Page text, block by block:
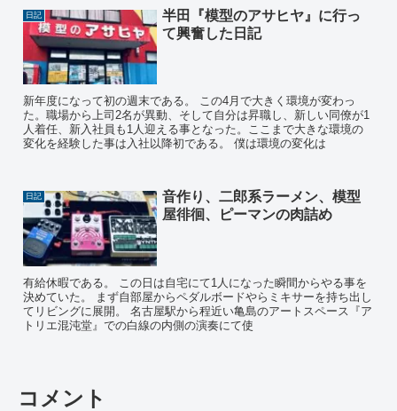
日記
半田『模型のアサヒヤ』に行っ
て興奮した日記
新年度になって初の週末である。 この4月で大きく環境が変わっ
た。職場から上司2名が異動、そして自分は昇職し、新しい同僚が1
人着任、新入社員も1人迎える事となった。ここまで大きな環境の
変化を経験した事は入社以降初である。 僕は環境の変化は
日記
音作り、二郎系ラーメン、模型
屋徘徊、ピーマンの肉詰め
有給休暇である。 この日は自宅にて1人になった瞬間からやる事を
決めていた。 まず自部屋からペダルボードやらミキサーを持ち出し
てリビングに展開。 名古屋駅から程近い亀島のアートスペース『ア
トリエ混沌堂』での白線の内側の演奏にて使
コメント